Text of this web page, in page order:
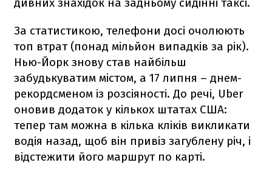
За статистикою, телефони досі очолюють
топ втрат (понад мільйон випадків за рік).
Нью-Йорк знову став найбільш
забудькуватим містом, а 17 липня – днем-
рекордсменом із розсіяності. До речі, Uber
оновив додаток у кількох штатах США:
тепер там можна в кілька кліків викликати
водія назад, щоб він привіз загублену річ, і
відстежити його маршрут по карті.